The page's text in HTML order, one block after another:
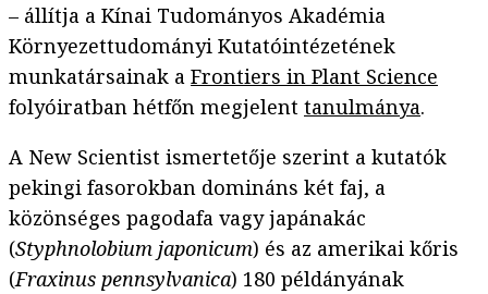
– állítja a Kínai Tudományos Akadémia
Környezettudományi Kutatóintézetének
munkatársainak a Frontiers in Plant Science
folyóiratban hétfőn megjelent tanulmánya.
A New Scientist ismertetője szerint a kutatók
pekingi fasorokban domináns két faj, a
közönséges pagodafa vagy japánakác
(Styphnolobium japonicum) és az amerikai kőris
(Fraxinus pennsylvanica) 180 példányának